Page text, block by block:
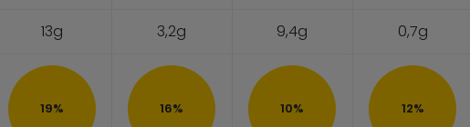
13g 3,2g 9,4g 0,7g
19% 16% 10% 12%